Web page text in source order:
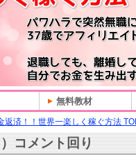
返済！！世界一楽しく稼ぐ方法
コメント回り
無料教材